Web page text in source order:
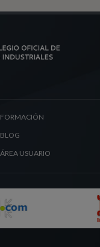
FORMACIÓN
BLOG
ÁREA USUARIO